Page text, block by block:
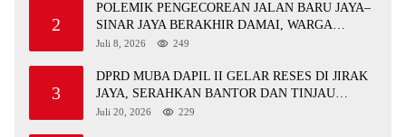
2
POLEMIK PENGECOREAN JALAN BARU JAYA–
SINAR JAYA BERAKHIR DAMAI, WARGA
APRESIASI PERAN FORKOPIMCAM DAN DPRD
Juli 8, 2026 249
3
DPRD MUBA DAPIL II GELAR RESES DI JIRAK
JAYA, SERAHKAN BANTOR DAN TINJAU
JALAN RUSAK SERTA TPS 3R
Juli 20, 2026 229